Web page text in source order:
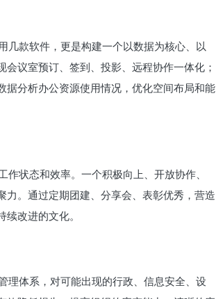
几款软件，更是构建一个以数据为核心、以
议室预订、签到、投影、远程协作一体化；
分析办公资源使用情况，优化空间布局和能
状态和效率。一个积极向上、开放协作、
。通过定期团建、分享会、表彰优秀，营造
改进的文化。
理体系，对可能出现的行政、信息安全、设